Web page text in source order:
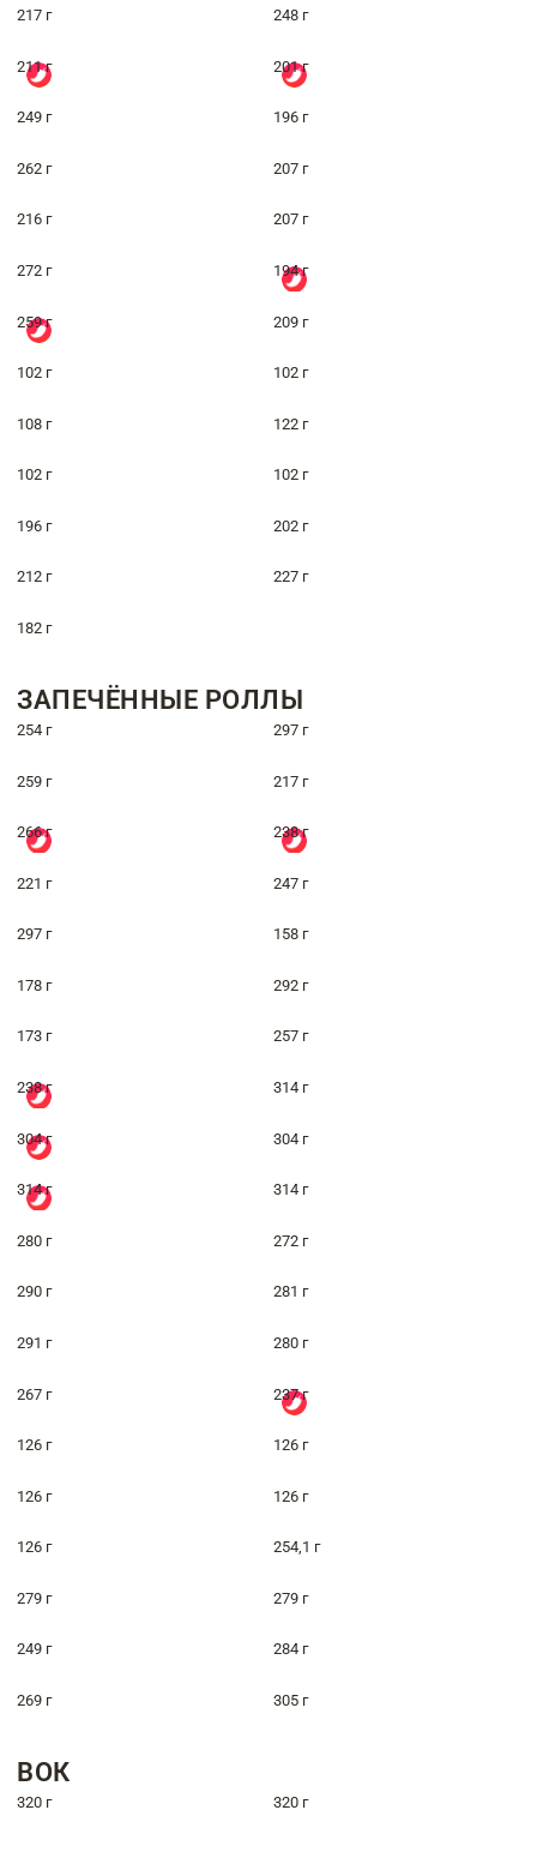
217 г 248 г
211 г 201 г
249 г 196 г
262 г 207 г
216 г 207 г
272 г 194 г
259 г 209 г
102 г 102 г
108 г 122 г
102 г 102 г
196 г 202 г
212 г 227 г
182 г
ЗАПЕЧЁННЫЕ РОЛЛЫ
254 г 297 г
259 г 217 г
266 г 238 г
221 г 247 г
297 г 158 г
178 г 292 г
173 г 257 г
238 г 314 г
304 г 304 г
314 г 314 г
280 г 272 г
290 г 281 г
291 г 280 г
267 г 237 г
126 г 126 г
126 г 126 г
126 г 254,1 г
279 г 279 г
249 г 284 г
269 г 305 г
ВОК
320 г 320 г